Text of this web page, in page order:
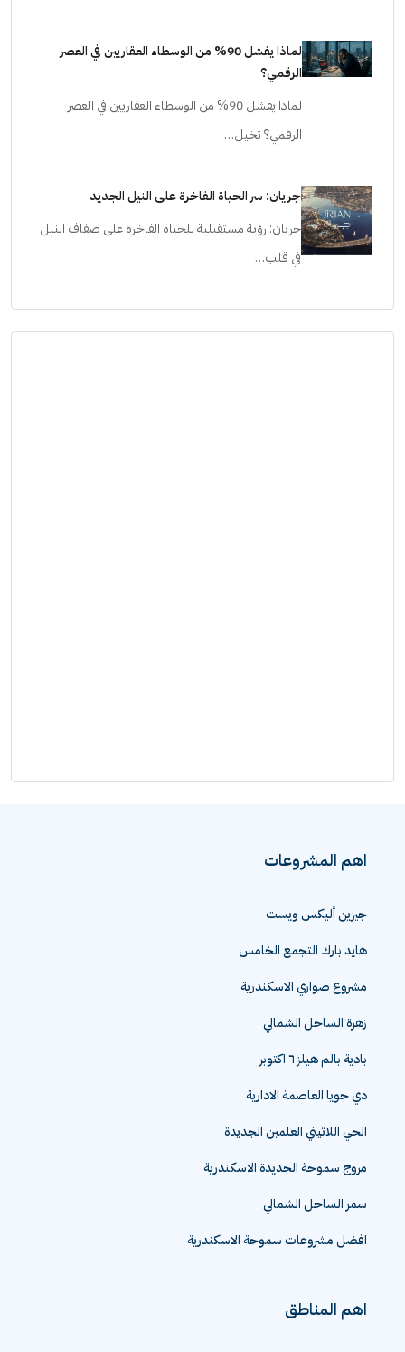
لماذا يفشل 90% من الوسطاء العقاريين في العصر
الرقمي؟
لماذا يفشل 90% من الوسطاء العقاريين في العصر
الرقمي؟ تخيل…
جريان: سر الحياة الفاخرة على النيل الجديد
جريان: رؤية مستقبلية للحياة الفاخرة على ضفاف النيل
في قلب…
اهم المشروعات
جيزين أليكس ويست
هايد بارك التجمع الخامس
مشروع صواري الاسكندرية
زهرة الساحل الشمالي
بادية بالم هيلز ٦ اكتوبر
دي جويا العاصمة الادارية
الحي اللاتيني العلمين الجديدة
مروج سموحة الجديدة الاسكندرية
سمر الساحل الشمالي
افضل مشروعات سموحة الاسكندرية
اهم المناطق